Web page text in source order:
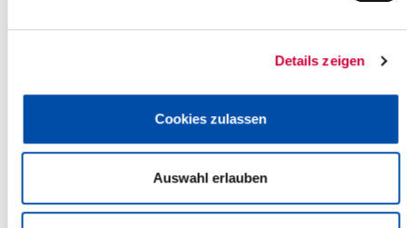
Details zeigen
Cookies zulassen
Auswahl erlauben
Regionalteam 2
Wir bieten Weiterbildungsplätze zum Erwerb der staatlichen